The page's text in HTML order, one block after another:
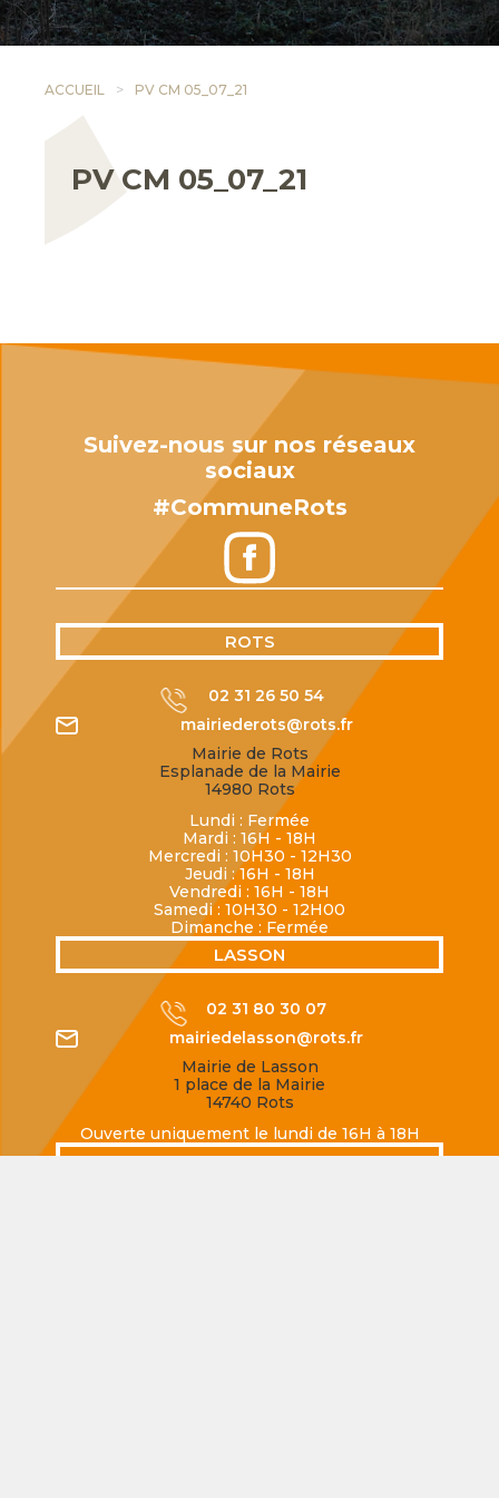
ACCUEIL PV CM 05_07_21
PV CM 05_07_21
Suivez-nous sur nos réseaux
sociaux
#CommuneRots
ROTS
02 31 26 50 54
mairiederots@rots.fr
Mairie de Rots
Esplanade de la Mairie
14980 Rots
Lundi : Fermée
Mardi : 16H - 18H
Mercredi : 10H30 - 12H30
Jeudi : 16H - 18H
Vendredi : 16H - 18H
Samedi : 10H30 - 12H00
Dimanche : Fermée
LASSON
02 31 80 30 07
mairiedelasson@rots.fr
Mairie de Lasson
1 place de la Mairie
14740 Rots
Ouverte uniquement le lundi de 16H à 18H
SECQUEVILLE-EN-BESSIN